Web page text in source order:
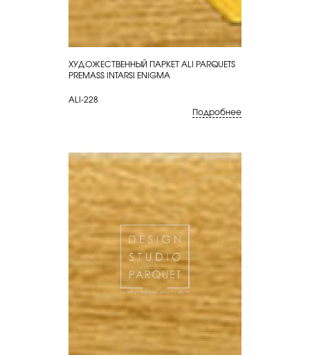
КУПИТЬ
ХУДОЖЕСТВЕННЫЙ ПАРКЕТ ALI PARQUETS
PREMASS INTARSI ENIGMA
ALI-228
Подробнее